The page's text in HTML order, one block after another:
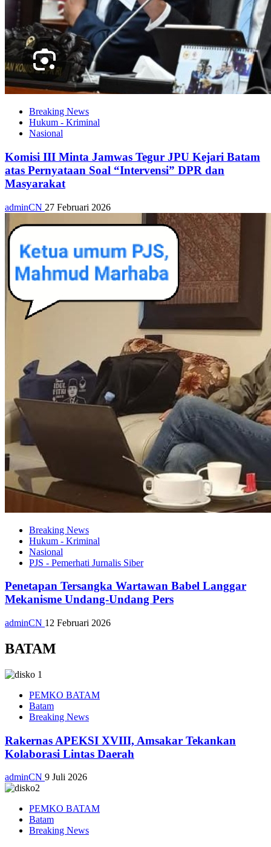
Breaking News
Hukum - Kriminal
Nasional
Komisi III Minta Jamwas Tegur JPU Kejari Batam
atas Pernyataan Soal “Intervensi” DPR dan
Masyarakat
adminCN 27 Februari 2026
Breaking News
Hukum - Kriminal
Nasional
PJS - Pemerhati Jurnalis Siber
Penetapan Tersangka Wartawan Babel Langgar
Mekanisme Undang-Undang Pers
adminCN 12 Februari 2026
BATAM
PEMKO BATAM
Batam
Breaking News
Rakernas APEKSI XVIII, Amsakar Tekankan
Kolaborasi Lintas Daerah
adminCN 9 Juli 2026
PEMKO BATAM
Batam
Breaking News